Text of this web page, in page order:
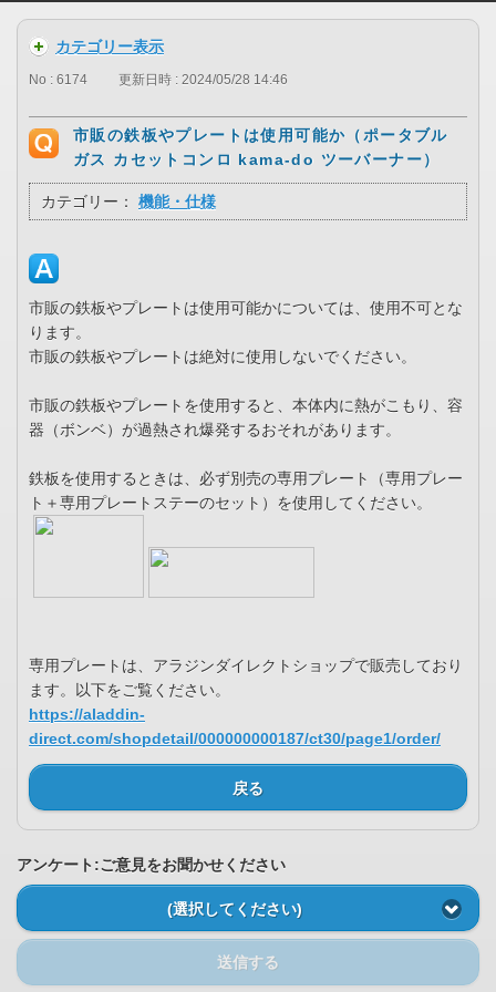
カテゴリー表示
No : 6174 更新日時 : 2024/05/28 14:46
市販の鉄板やプレートは使用可能か（ポータブル
ガス カセットコンロ kama-do ツーバーナー）
カテゴリー： 機能・仕様
市販の鉄板やプレートは使用可能かについては、使用不可とな
ります。
市販の鉄板やプレートは絶対に使用しないでください。
市販の鉄板やプレートを使用すると、本体内に熱がこもり、容
器（ボンベ）が過熱され爆発するおそれがあります。
鉄板を使用するときは、必ず別売の専用プレート（専用プレー
ト＋専用プレートステーのセット）を使用してください。
専用プレートは、アラジンダイレクトショップで販売しており
ます。以下をご覧ください。
https://aladdin-
direct.com/shopdetail/000000000187/ct30/page1/order/
戻る
アンケート:ご意見をお聞かせください
(選択してください)
送信する